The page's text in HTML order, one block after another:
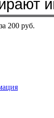
200 руб.